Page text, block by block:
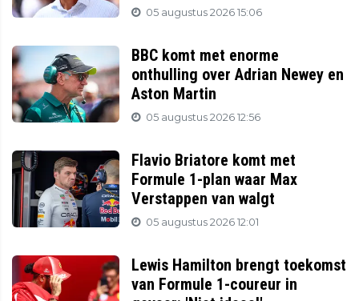
05 augustus 2026 15:06
BBC komt met enorme
onthulling over Adrian Newey en
Aston Martin
05 augustus 2026 12:56
Flavio Briatore komt met
Formule 1-plan waar Max
Verstappen van walgt
05 augustus 2026 12:01
Lewis Hamilton brengt toekomst
van Formule 1-coureur in